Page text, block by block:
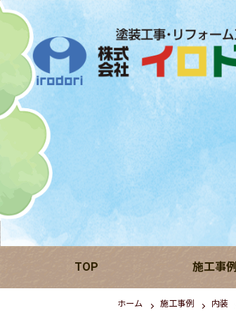
TOP 施工事例
ホーム 施工事例 内装